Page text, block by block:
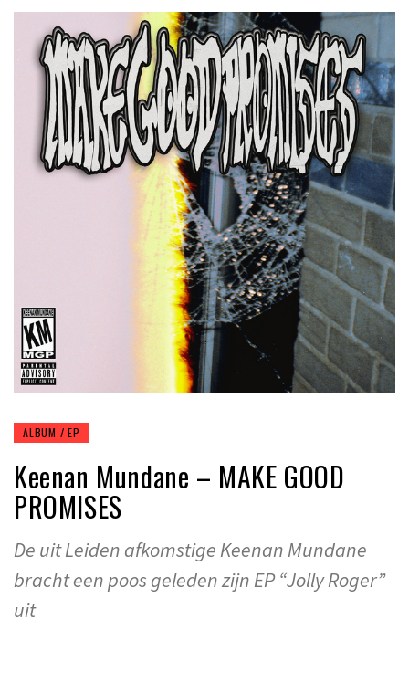
ALBUM / EP
Keenan Mundane – MAKE GOOD
PROMISES
De uit Leiden afkomstige Keenan Mundane
bracht een poos geleden zijn EP “Jolly Roger”
uit